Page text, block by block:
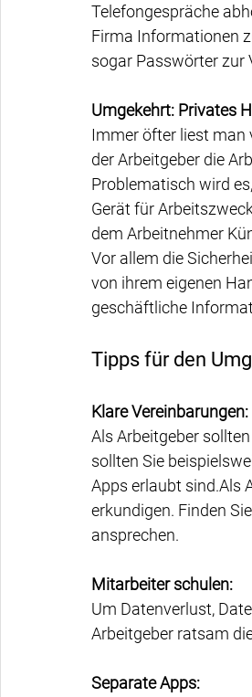
Telefongespräche
Firma Informationen
sogar Passwörter zur
Umgekehrt: Privates
Immer öfter liest man
der Arbeitgeber die
Problematisch wird
Gerät für
dem Arbeitnehmer
Vor allem die
von ihrem eigenen
geschäftliche
Tipps für den
Klare Vereinbarungen:
Als Arbeitgeber
sollten Sie
Apps erlaubt sind.Als
erkundigen. Finden
ansprechen.
Mitarbeiter schulen:
Um Datenverlust,
Arbeitgeber ratsam
Separate Apps: